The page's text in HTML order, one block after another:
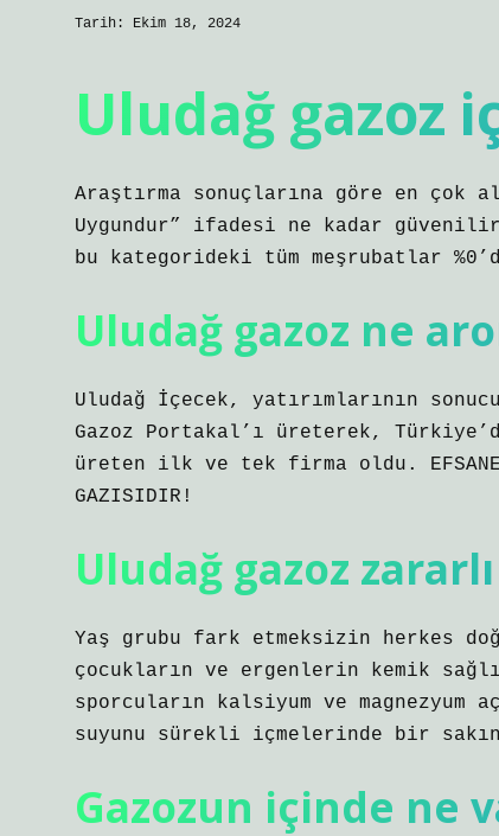
Tarih: Ekim 18, 2024
Uludağ gazoz
Araştırma sonuçlarına göre en çok
Uygundur” ifadesi ne kadar
bu kategorideki tüm meşrubatlar
Uludağ gazoz ne
Uludağ İçecek, yatırımlarının
Gazoz Portakal’ı üreterek,
üreten ilk ve tek firma oldu. EFSANE
GAZISIDIR!
Uludağ gazoz zararlı
Yaş grubu fark etmeksizin herkes
çocukların ve ergenlerin kemik
sporcuların kalsiyum ve magnezyum
suyunu sürekli içmelerinde bir
Gazozun içinde ne